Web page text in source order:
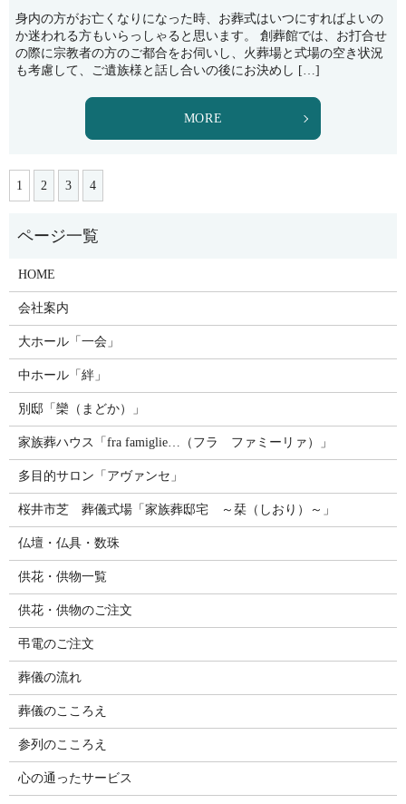
身内の方がお亡くなりになった時、お葬式はいつにすればよいの
か迷われる方もいらっしゃると思います。 創葬館では、お打合せ
の際に宗教者の方のご都合をお伺いし、火葬場と式場の空き状況
も考慮して、ご遺族様と話し合いの後にお決めし […]
MORE
1 2 3 4
HOME
会社案内
大ホール「一会」
中ホール「絆」
別邸「欒（まどか）」
家族葬ハウス「fra famiglie…（フラ ファミーリァ）」
多目的サロン「アヴァンセ」
桜井市芝 葬儀式場「家族葬邸宅 ～栞（しおり）～」
仏壇・仏具・数珠
供花・供物一覧
供花・供物のご注文
弔電のご注文
葬儀の流れ
葬儀のこころえ
参列のこころえ
心の通ったサービス